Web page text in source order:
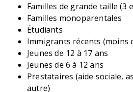
Familles de grande taille (3
Familles monoparentales
Étudiants
Immigrants récents (moins
Jeunes de 12 à 17 ans
Jeunes de 6 à 12 ans
Prestataires (aide sociale,
autre)